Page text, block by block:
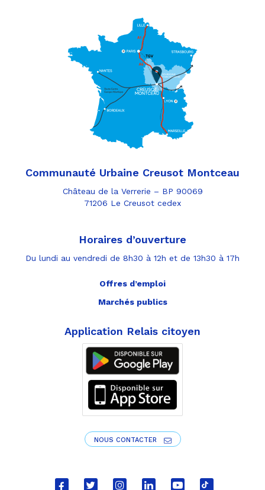
Communauté Urbaine Creusot Montceau
Château de la Verrerie – BP 90069
71206 Le Creusot cedex
Horaires d’ouverture
Du lundi au vendredi de 8h30 à 12h et de 13h30 à 17h
Offres d’emploi
Marchés publics
Application Relais citoyen
NOUS CONTACTER